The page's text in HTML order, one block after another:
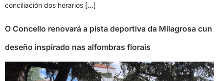
conciliación dos horarios […]
O Concello renovará a pista deportiva da Milagrosa cun
deseño inspirado nas alfombras florais